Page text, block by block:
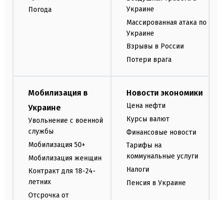
Погода
Украине
Массированная атака по
Украине
Взрывы в России
Потери врага
Мобилизация в
Украине
Увольнение с военной
службы
Мобилизация 50+
Мобилизация женщин
Контракт для 18-24-
летних
Отсрочка от
Новости экономики
Цена нефти
Курсы валют
Финансовые новости
Тарифы на
коммунальные услуги
Налоги
Пенсия в Украине